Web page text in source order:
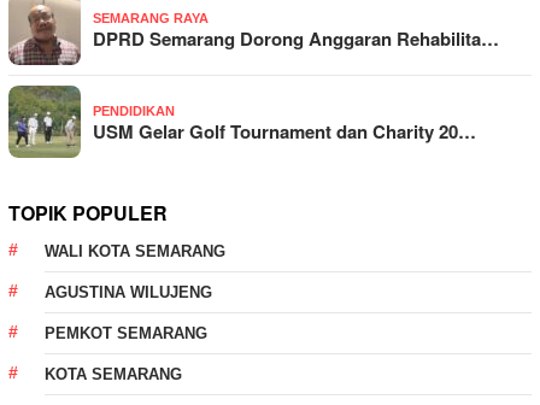
SEMARANG RAYA
DPRD Semarang Dorong Anggaran Rehabilita…
PENDIDIKAN
USM Gelar Golf Tournament dan Charity 20…
TOPIK POPULER
WALI KOTA SEMARANG
AGUSTINA WILUJENG
PEMKOT SEMARANG
KOTA SEMARANG